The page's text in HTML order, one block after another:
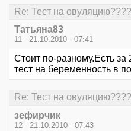
Re: Тест на
Татьяна83
11 - 21.10.2010 - 07:41
Стоит по-разному.Есть
тест на беременность в
Re: Тест на
зефирчик
12 - 21.10.2010 - 07:43